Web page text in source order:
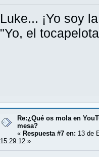
Luke... ¡Yo soy
"Yo, el
Re:¿Qué os mola en
mesa?
« Respuesta #7 en: 13 de
15:29:12 »